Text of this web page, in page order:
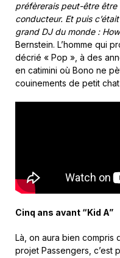
préfèrerais peut-être
conducteur. Et puis
grand DJ du monde :
Bernstein. L’homme qui
décrié « Pop », à des
en catimini où Bono ne
couinements de petit
Cinq ans avant “Kid A”
Là, on aura bien compris
projet Passengers, c’est